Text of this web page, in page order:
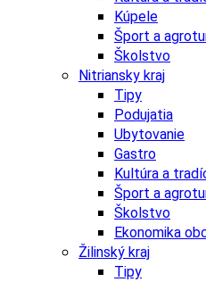
Kúpele
Šport a
Školstvo
Nitriansky kraj
Tipy
Podujatia
Ubytovanie
Gastro
Kultúra a
Šport a
Školstvo
Ekonomika
Žilinský kraj
Tipy